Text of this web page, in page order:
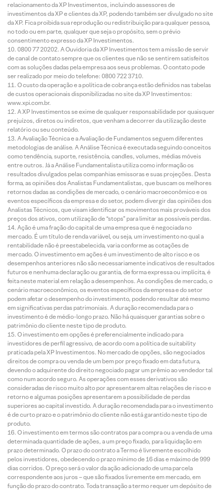
relacionamento da XP Investimentos, incluindo assessores de
investimentos da XP e clientes da XP, podendo também ser divulgado no site
da XP. Fica proibida sua reprodução ou redistribuição para qualquer pessoa,
no todo ou em parte, qualquer que seja o propósito, sem o prévio
consentimento expresso da XP Investimentos.
0800 77 20202. A Ouvidoria da XP Investimentos tem a missão de servir
de canal de contato sempre que os clientes que não se sentirem satisfeitos
com as soluções dadas pela empresa aos seus problemas. O contato pode
ser realizado por meio do telefone: 0800 722 3710.
O custo da operação e a política de cobrança estão definidos nas tabelas
de custos operacionais disponibilizadas no site da XP Investimentos:
www.xpi.com.br.
A XP Investimentos se exime de qualquer responsabilidade por quaisquer
prejuízos, diretos ou indiretos, que venham a decorrer da utilização deste
relatório ou seu conteúdo.
A Avaliação Técnica e a Avaliação de Fundamentos seguem diferentes
metodologias de análise. A Análise Técnica é executada seguindo conceitos
como tendência, suporte, resistência, candles, volumes, médias móveis
entre outros. Já a Análise Fundamentalista utiliza como informação os
resultados divulgados pelas companhias emissoras e suas projeções. Desta
forma, as opiniões dos Analistas Fundamentalistas, que buscam os melhores
retornos dadas as condições de mercado, o cenário macroeconômico e os
eventos específicos da empresa e do setor, podem divergir das opiniões dos
Analistas Técnicos, que visam identificar os movimentos mais prováveis dos
preços dos ativos, com utilização de “stops” para limitar as possíveis perdas.
Ação é uma fração do capital de uma empresa que é negociada no
mercado. É um título de renda variável, ou seja, um investimento no qual a
rentabilidade não é preestabelecida, varia conforme as cotações de
mercado. O investimento em ações é um investimento de alto risco e os
desempenhos anteriores não são necessariamente indicativos de resultados
futuros e nenhuma declaração ou garantia, de forma expressa ou implícita, é
feita neste material em relação a desempenhos. As condições de mercado, o
cenário macroeconômico, os eventos específicos da empresa e do setor
podem afetar o desempenho do investimento, podendo resultar até mesmo
em significativas perdas patrimoniais. A duração recomendada para o
investimento é de médio-longo prazo. Não há quaisquer garantias sobre o
patrimônio do cliente neste tipo de produto.
O investimento em opções é preferencialmente indicado para
investidores de perfil agressivo, de acordo com a política de suitability
praticada pela XP Investimentos. No mercado de opções, são negociados
direitos de compra ou venda de um bem por preço fixado em data futura,
devendo o adquirente do direito negociado pagar um prêmio ao vendedor tal
como num acordo seguro. As operações com esses derivativos são
consideradas de risco muito alto por apresentarem altas relações de risco e
retorno e algumas posições apresentarem a possibilidade de perdas
superiores ao capital investido. A duração recomendada para o investimento
é de curto prazo e o patrimônio do cliente não está garantido neste tipo de
produto.
O investimento em termos são contratos para compra ou a venda de uma
determinada quantidade de ações, a um preço fixado, para liquidação em
prazo determinado. O prazo do contrato a Termo é livremente escolhido
pelos investidores, obedecendo o prazo mínimo de 16 dias e máximo de 999
dias corridos. O preço será o valor da ação adicionado de uma parcela
correspondente aos juros – que são fixados livremente em mercado, em
função do prazo do contrato. Toda transação a termo requer um depósito de